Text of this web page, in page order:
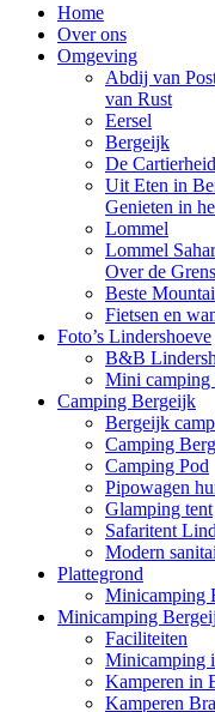
Home
Over ons
Omgeving
Abdij van
van Rust
Eersel
Bergeijk
De
Uit Eten in
Genieten in
Lommel
Lommel
Over de Grens
Beste
Fietsen en
Foto’s Lindershoeve
B&B
Mini camping
Camping Bergeijk
Bergeijk
Camping
Camping Pod
Pipowagen
Glamping tent
Safaritent
Modern
Plattegrond
Minicamping
Minicamping
Faciliteiten
Minicamping
Kamperen in
Kamperen